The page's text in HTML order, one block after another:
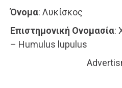
Όνομα: Λυκίσκος
Επιστημονική Ονομασία:
– Humulus lupulus